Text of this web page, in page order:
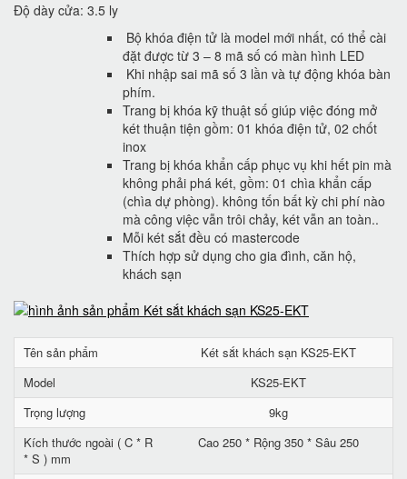
Độ dày cửa: 3.5 ly
Bộ khóa điện tử là model mới nhất, có thể cài
đặt được từ 3 – 8 mã số có màn hình LED
Khi nhập sai mã số 3 lần và tự động khóa bàn
phím.
Trang bị khóa kỹ thuật số giúp việc đóng mở
két thuận tiện gồm: 01 khóa điện tử, 02 chốt
inox
Trang bị khóa khẩn cấp phục vụ khi hết pin mà
không phải phá két, gồm: 01 chìa khẩn cấp
(chìa dự phòng). không tốn bất kỳ chi phí nào
mà công việc vẫn trôi chảy, két vẫn an toàn..
Mỗi két sắt đều có mastercode
Thích hợp sử dụng cho gia đình, căn hộ,
khách sạn
Tên sản phẩm
Két sắt khách sạn KS25-EKT
Model
KS25-EKT
Trọng lượng
9kg
Kích thước ngoài ( C * R
* S ) mm
Cao 250 * Rộng 350 * Sâu 250